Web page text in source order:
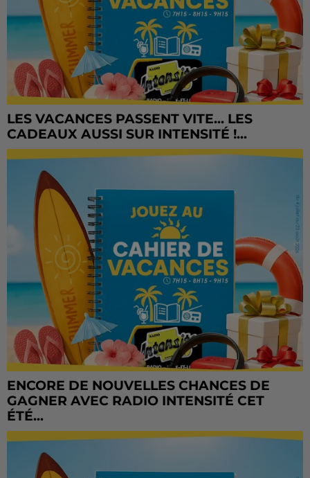
LES VACANCES PASSENT VITE... LES
CADEAUX AUSSI SUR INTENSITÉ !...
ENCORE DE NOUVELLES CHANCES DE
GAGNER AVEC RADIO INTENSITÉ CET
ÉTÉ...